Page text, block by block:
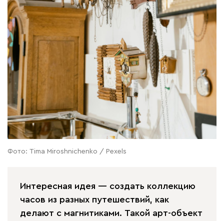
Фото: Tima Miroshnichenko / Pexels
Интересная идея — создать коллекцию
часов из разных путешествий, как
делают с магнитиками. Такой арт-объект